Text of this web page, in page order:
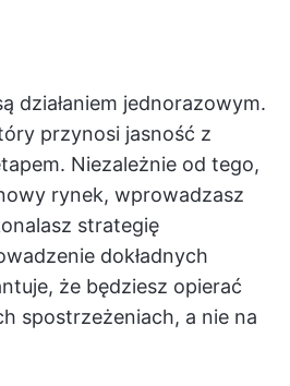
działaniem jednorazowym.
przynosi jasność z
Niezależnie od tego,
rynek, wprowadzasz
strategię
dokładnych
że będziesz opierać
spostrzeżeniach, a nie na